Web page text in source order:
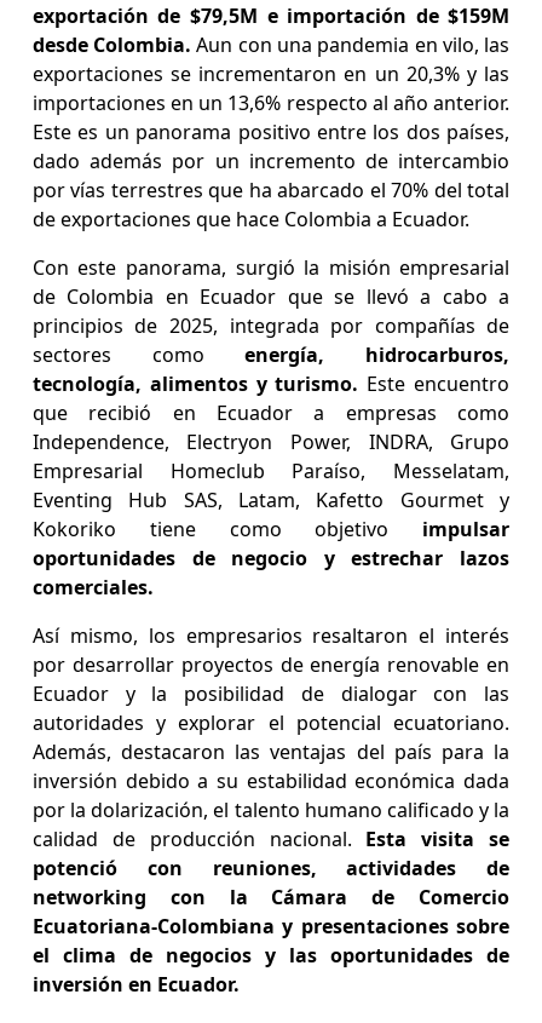
exportación de $79,5M e importación de $159M
desde Colombia.Aun con una pandemia en vilo, las
exportaciones se incrementaron en un 20,3% y las
importaciones en un 13,6% respecto al año anterior.
Este es un panorama positivo entre los dos países,
dado además por un incremento de intercambio
por vías terrestres que ha abarcado el 70% del total
de exportaciones que hace Colombia a Ecuador.
Con este panorama, surgió la misión empresarial
de Colombia en Ecuador que se llevó a cabo a
principios de 2025, integrada por compañías de
sectores como energía, hidrocarburos,
tecnología, alimentos y turismo. Este encuentro
que recibió en Ecuador a empresas como
Independence, Electryon Power, INDRA, Grupo
Empresarial Homeclub Paraíso, Messelatam,
Eventing Hub SAS, Latam, Kafetto Gourmet y
Kokoriko tiene como objetivo impulsar
oportunidades de negocio y estrechar lazos
comerciales.
Así mismo, los empresarios resaltaron el interés
por desarrollar proyectos de energía renovable en
Ecuador y la posibilidad de dialogar con las
autoridades y explorar el potencial ecuatoriano.
Además, destacaron las ventajas del país para la
inversión debido a su estabilidad económica dada
por la dolarización, el talento humano calificado y la
calidad de producción nacional. Esta visita se
potenció con reuniones, actividades de
networking con la Cámara de Comercio
Ecuatoriana-Colombiana y presentaciones sobre
el clima de negocios y las oportunidades de
inversión en Ecuador.